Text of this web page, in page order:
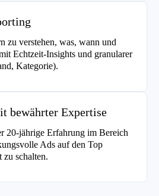
zu verstehen, was, wann und
Echtzeit-Insights und granularer
Kategorie).
bewährter Expertise
20-jährige Erfahrung im Bereich
Ads auf den Top
zu schalten.